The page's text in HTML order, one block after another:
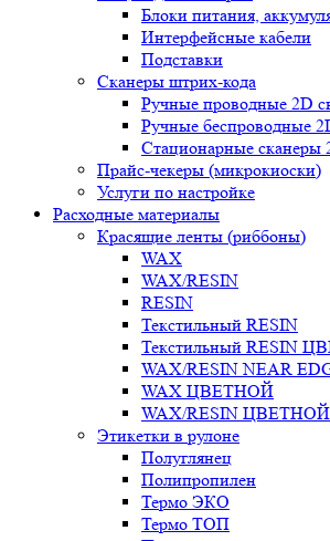
Блоки питания,
Интерфейсные кабели
Подставки
Сканеры штрих-кода
Ручные проводные 2D
Ручные беспроводные
Стационарные сканеры
Прайс-чекеры (микрокиоски)
Услуги по настройке
Расходные материалы
Красящие ленты (риббоны)
WAX
WAX/RESIN
RESIN
Текстильный RESIN
Текстильный RESIN
WAX/RESIN NEAR
WAX ЦВЕТНОЙ
WAX/RESIN ЦВЕТНОЙ
Этикетки в рулоне
Полуглянец
Полипропилен
Термо ЭКО
Термо ТОП